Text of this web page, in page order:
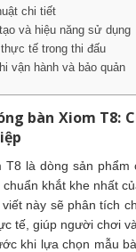
chi tiết
và hiệu năng sử dụng
tế trong thi đấu
vận hành và bảo quản
bàn Xiom T8:
T8 là dòng sản
khắt khe nhất
này sẽ phân tích
tế, giúp người chơi
khi lựa chọn mẫu